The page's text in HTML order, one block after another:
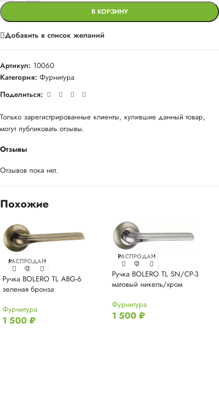
В КОРЗИНУ
Добавить в список желаний
Артикул: 10060
Категория: Фурнитура
Поделиться:
Отзывы
Отзывов пока нет.
Только зарегистрированные клиенты, купившие данный товар,
могут публиковать отзывы.
Похожие
РАСПРОДАН
О
Ручка BOLERO TL ABG-6
зеленая бронза
Фурнитура
1 500₽
РАСПРОДАН
О
Ручка BOLERO TL SN/CP-3
матовый никель/хром
Фурнитура
1 500₽